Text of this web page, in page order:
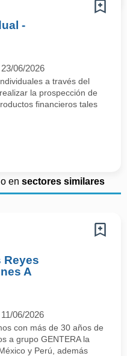
-
23/06/2026
a través del
la prospección de
financieros tales
en sectores similares
Reyes
A
11/06/2026
con más de 30 años de
a grupo GENTERA la
y Perú, además